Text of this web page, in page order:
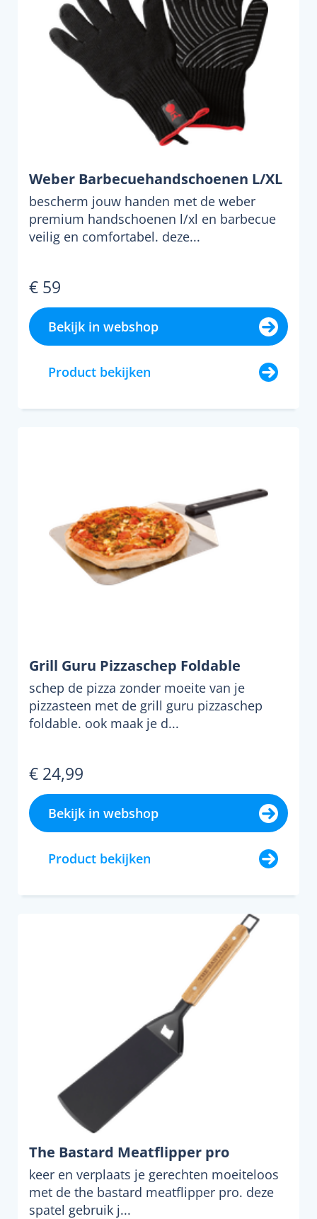
Weber Barbecuehandschoenen L/XL
bescherm jouw handen met de weber
premium handschoenen l/xl en barbecue
veilig en comfortabel. deze...
€ 59
Bekijk in webshop
Product bekijken
Grill Guru Pizzaschep Foldable
schep de pizza zonder moeite van je
pizzasteen met de grill guru pizzaschep
foldable. ook maak je d...
€ 24,99
Bekijk in webshop
Product bekijken
The Bastard Meatflipper pro
keer en verplaats je gerechten moeiteloos
met de the bastard meatflipper pro. deze
spatel gebruik j...